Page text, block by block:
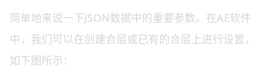
简单地来说一下JSON数据中的重要参数。在AE软件
中，我们可以在创建合层或已有的合层上进行设置，
如下图所示：